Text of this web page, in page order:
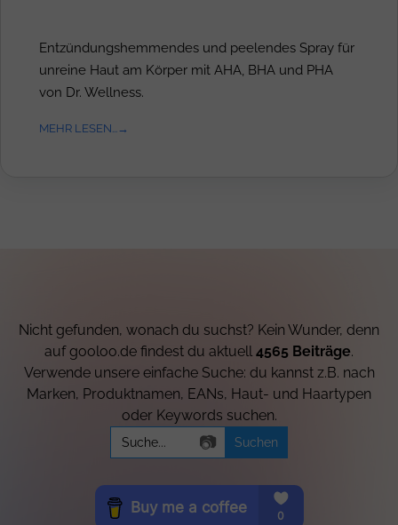
Entzündungshemmendes und peelendes Spray für
unreine Haut am Körper mit AHA, BHA und PHA
von Dr. Wellness.
MEHR LESEN...
Nicht gefunden, wonach du suchst? Kein Wunder, denn
auf gooloo.de findest du aktuell 4565 Beiträge.
Verwende unsere einfache Suche: du kannst z.B. nach
Marken, Produktnamen, EANs, Haut- und Haartypen
oder Keywords suchen.
Search
for:
📷